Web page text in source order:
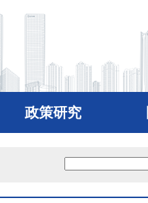
政策研究